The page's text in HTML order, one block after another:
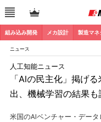
組み込み開発 メカ設計 製造マネ
ニュース
「AIの民主化」掲げ
出、機械学習の結果も
人工知能ニュース
米国のAIベンチャー・デー